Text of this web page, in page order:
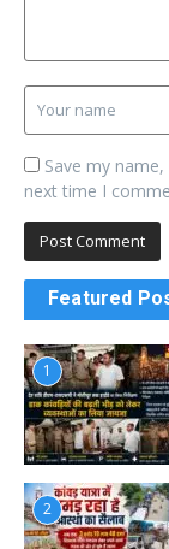
Save my
next time I
Featured
1
2